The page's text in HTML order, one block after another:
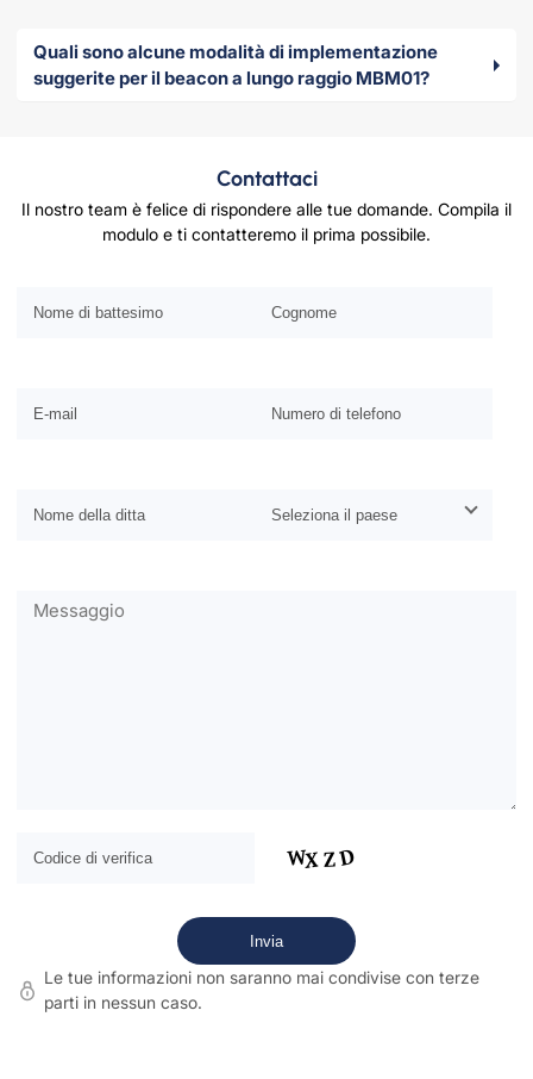
Quali sono alcune modalità di implementazione
suggerite per il beacon a lungo raggio MBM01?
Contattaci
Il nostro team è felice di rispondere alle tue domande. Compila il
modulo e ti contatteremo il prima possibile.
Le tue informazioni non saranno mai condivise con terze
parti in nessun caso.